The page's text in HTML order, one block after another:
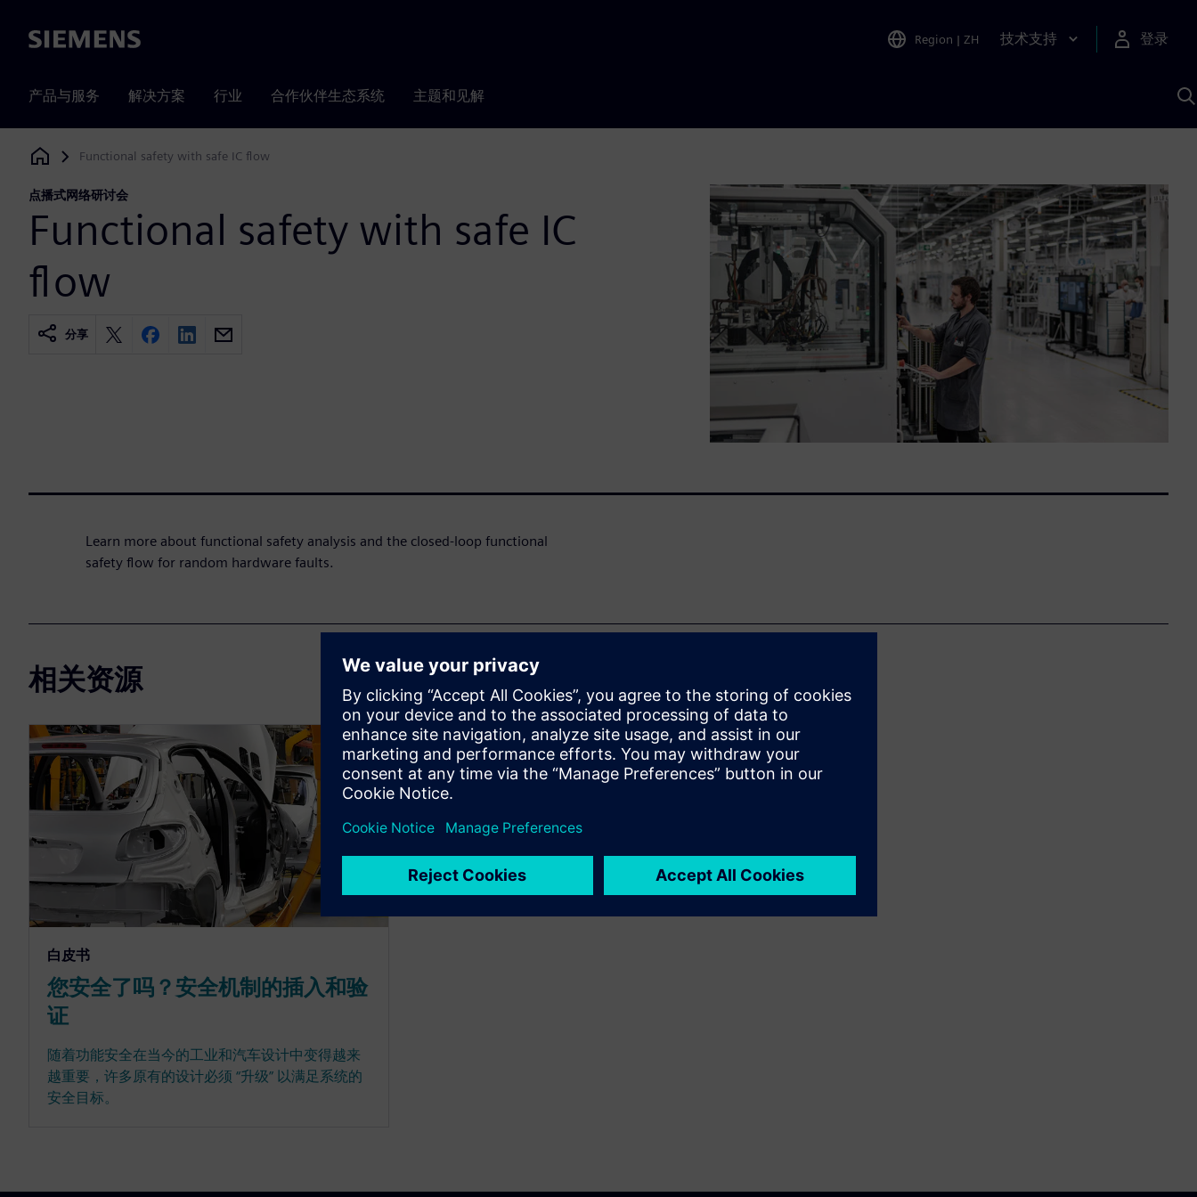
Siemens Region | ZH 技术支持 登录
产品与服务 解决方案 行业 合作伙伴生态系统 主题和见解
Siemens Digital Industries Software
Functional safety with safe IC flow
点播式网络研讨会
Functional safety with safe IC
flow
分享
Learn more about functional safety analysis and the closed-loop functional
safety flow for random hardware faults.
相关资源
白皮书
您安全了吗？安全机制的插入和验
证
随着功能安全在当今的工业和汽车设计中变得越来
越重要，许多原有的设计必须 “升级” 以满足系统的
安全目标。